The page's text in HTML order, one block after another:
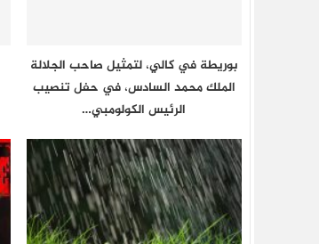
بوريطة في كالي، لتمثيل صاحب الجلالة
الملك محمد السادس، في حفل تنصيب
الرئيس الكولومبي…